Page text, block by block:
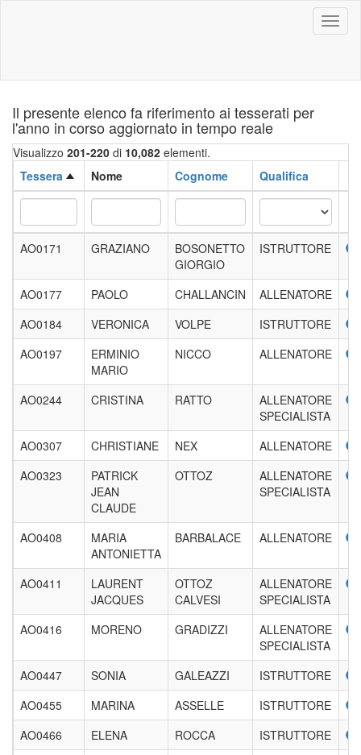
Il presente elenco fa riferimento ai tesserati per
l'anno in corso aggiornato in tempo reale
Visualizzo 201-220 di 10,082 elementi.
Tessera
Nome Cognome Qualifica
AO0171 GRAZIANO
BOSONETTO
GIORGIO
ISTRUTTORE
AO0177 PAOLO CHALLANCIN
ALLENATORE
AO0184
VERONICA VOLPE
ISTRUTTORE
AO0197
ERMINIO
MARIO
NICCO ALLENATORE
AO0244 CRISTINA RATTO
ALLENATORE
SPECIALISTA
AO0307
CHRISTIANE NEX
ALLENATORE
AO0323
PATRICK
JEAN
CLAUDE
OTTOZ
ALLENATORE
SPECIALISTA
AO0408
MARIA
ANTONIETTA
BARBALACE ALLENATORE
AO0411
LAURENT
JACQUES
OTTOZ
CALVESI
ALLENATORE
SPECIALISTA
AO0416
MORENO GRADIZZI
ALLENATORE
SPECIALISTA
AO0447
SONIA GALEAZZI
ISTRUTTORE
AO0455
MARINA ASSELLE
ISTRUTTORE
AO0466
ELENA ROCCA
ISTRUTTORE